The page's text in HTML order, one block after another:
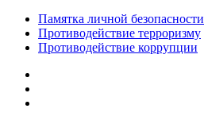
Памятка личной безопасности
Противодействие терроризму
Противодействие коррупции